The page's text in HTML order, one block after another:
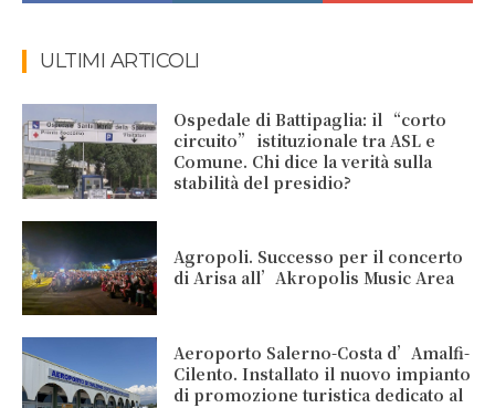
ULTIMI ARTICOLI
Ospedale di Battipaglia: il “corto
circuito” istituzionale tra ASL e
Comune. Chi dice la verità sulla
stabilità del presidio?
Agropoli. Successo per il concerto
di Arisa all’Akropolis Music Area
Aeroporto Salerno-Costa d’Amalfi-
Cilento. Installato il nuovo impianto
di promozione turistica dedicato al